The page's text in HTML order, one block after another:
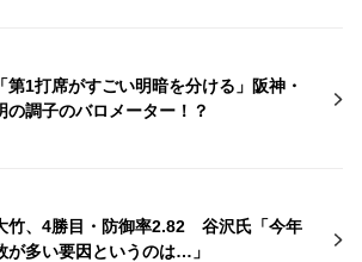
第1打席がすごい明暗を分ける」阪神・
の調子のバロメーター！？
竹、4勝目・防御率2.82 谷沢氏「今年
が多い要因というのは…」